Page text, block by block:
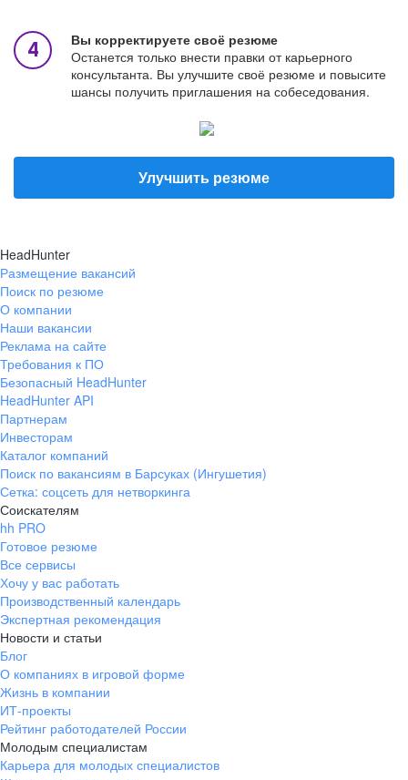
Вы корректируете своё резюме
Останется только внести правки от карьерного
консультанта. Вы улучшите своё резюме и повысите
шансы получить приглашения на собеседования.
Улучшить резюме
HeadHunter
Размещение вакансий
Поиск по резюме
О компании
Наши вакансии
Реклама на сайте
Требования к ПО
Безопасный HeadHunter
HeadHunter API
Партнерам
Инвесторам
Каталог компаний
Поиск по вакансиям в Барсуках (Ингушетия)
Сетка: соцсеть для нетворкинга
Соискателям
hh PRO
Готовое резюме
Все сервисы
Хочу у вас работать
Производственный календарь
Экспертная рекомендация
Новости и статьи
Блог
О компаниях в игровой форме
Жизнь в компании
ИТ-проекты
Рейтинг работодателей России
Молодым специалистам
Карьера для молодых специалистов